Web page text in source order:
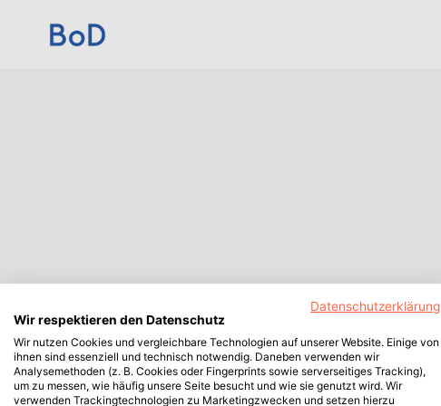
Datenschutzerklärung
Wir respektieren den Datenschutz
Wir nutzen Cookies und vergleichbare Technologien auf unserer Website. Einige von
ihnen sind essenziell und technisch notwendig. Daneben verwenden wir
Analysemethoden (z. B. Cookies oder Fingerprints sowie serverseitiges Tracking),
um zu messen, wie häufig unsere Seite besucht und wie sie genutzt wird. Wir
verwenden Trackingtechnologien zu Marketingzwecken und setzen hierzu